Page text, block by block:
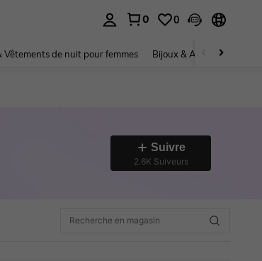
0 0
Vêtements de nuit pour femmes Bijoux & Accessoires pour
Suivre
2.6K Suiveurs